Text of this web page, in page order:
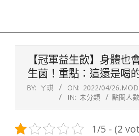
【冠軍益生飲】身體也
生菌！重點：這還是喝
BY: ㄚ琪 ON: 2022/04/26
IN: 未分類 點閱人
1/5 - (2